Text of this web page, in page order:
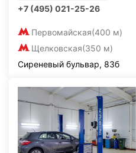
+7 (495) 021-25-26
Первомайская(400 м)
Щелковская(350 м)
Сиреневый бульвар, 83б